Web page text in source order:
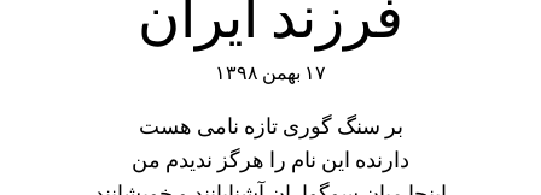
فرزند ایران
۱۷ بهمن ۱۳۹۸
بر سنگ گوری تازه نامی هست
دارنده این نام را هرگز ندیدم من